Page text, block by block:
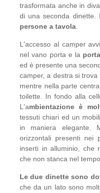
trasformata anche in
di una seconda dinette.
persone a tavola.
L'accesso al camper
nel vano porta e la porta
ed è presente una
camper, a destra si
mentre nella parte
toilette. In fondo alla
L'ambientazione è
tessuti chiari ed un
in maniera elegante.
orizzontali presenti nei
inserti in alluminio, che
che non stanca nel
Le due dinette sono
che da un lato sono